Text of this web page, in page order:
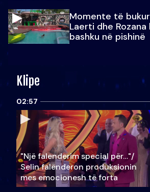
Momente të
Laerti dhe Rozana
bashku në pishinë
Klipe
02:57
"Një falenderim special për…"/
Selin falënderon produksionin
mes emocionesh të forta